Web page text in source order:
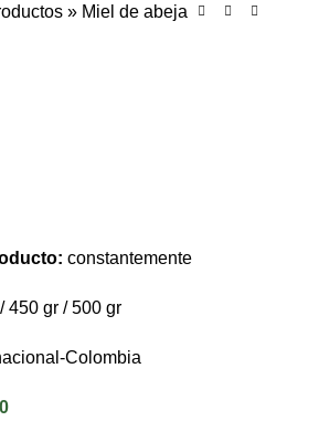
» Miel de abeja
constantemente
450 gr / 500 gr
Colombia